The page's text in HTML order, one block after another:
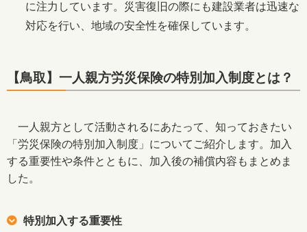
に注力しています。災害復旧の際にも建設業者は迅速な
対応を行い、地域の安全性を確保しています。
【鳥取】一人親方労災保険の特別加入制度とは？
一人親方として活動されるにあたって、知っておきたい
「労災保険の特別加入制度」についてご紹介します。加入
する重要性や条件とともに、加入後の補償内容もまとめま
した。
特別加入する重要性